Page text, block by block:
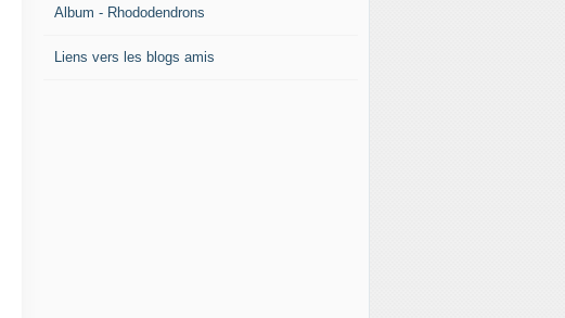
Album - Rhododendrons
Liens vers les blogs amis